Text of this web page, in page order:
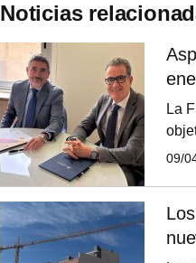
Noticias
La
09/